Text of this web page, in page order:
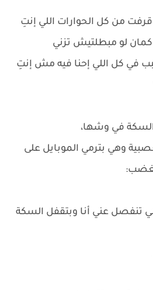
من كل الحوارات اللي إنتِ
كمان لو مبطلتيش تزني
في كل اللي إحنا فيه مش إنتِ
في وشها،
وهي بترمي الموبايل على
تنفصل عني أنا وبتقفل السكة